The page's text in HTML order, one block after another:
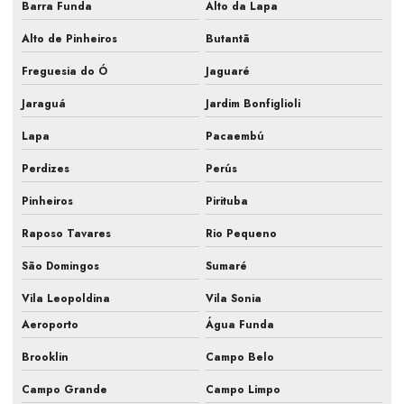
Fiscalização de ar condicionado em construtora
Fiscalização de ar condicionado em obra
Fiscalização de instalação hvac
Fiscalização de obra ar condicionado
Fiscalização obra de climatização
Fiscalização sistemas hvac
Gestão de obra hvac
Hvac para farmacêutica
Inspeção de ar condicionado em campinas
Barra Funda
Alto da Lapa
Alto de Pinheiros
Butantã
Freguesia do Ó
Jaguaré
Jaraguá
Jardim Bonfiglioli
Lapa
Pacaembú
Perdizes
Perús
Pinheiros
Pirituba
Raposo Tavares
Rio Pequeno
São Domingos
Sumaré
Vila Leopoldina
Vila Sonia
Aeroporto
Água Funda
Brooklin
Campo Belo
Campo Grande
Campo Limpo